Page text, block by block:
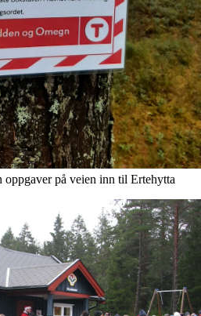
oppgaver på veien inn til Ertehytta